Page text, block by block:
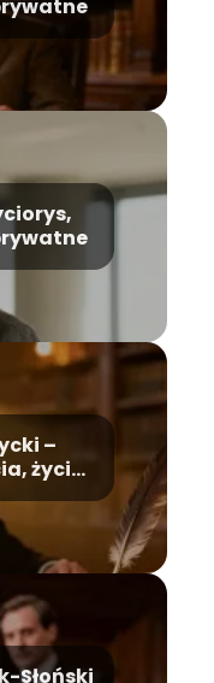
–
życie
Słoński